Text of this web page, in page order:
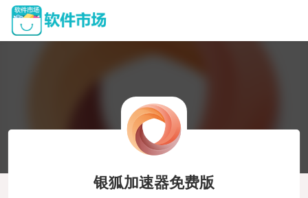
银狐加速器免费版